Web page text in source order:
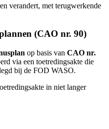
verandert, met terugwerkende
(CAO nr. 90)
op basis van CAO nr.
via een toetredingsakte die
bij de FOD WASO.
in niet langer